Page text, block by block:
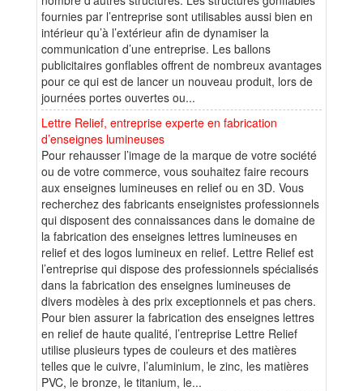
fournies par l’entreprise sont utilisables aussi bien en
intérieur qu’à l’extérieur afin de dynamiser la
communication d’une entreprise. Les ballons
publicitaires gonflables offrent de nombreux avantages
pour ce qui est de lancer un nouveau produit, lors de
journées portes ouvertes ou...
Lettre Relief, entreprise experte en fabrication
d’enseignes lumineuses
Pour rehausser l’image de la marque de votre société
ou de votre commerce, vous souhaitez faire recours
aux enseignes lumineuses en relief ou en 3D. Vous
recherchez des fabricants enseignistes professionnels
qui disposent des connaissances dans le domaine de
la fabrication des enseignes lettres lumineuses en
relief et des logos lumineux en relief. Lettre Relief est
l’entreprise qui dispose des professionnels spécialisés
dans la fabrication des enseignes lumineuses de
divers modèles à des prix exceptionnels et pas chers.
Pour bien assurer la fabrication des enseignes lettres
en relief de haute qualité, l’entreprise Lettre Relief
utilise plusieurs types de couleurs et des matières
telles que le cuivre, l’aluminium, le zinc, les matières
PVC, le bronze, le titanium, le...